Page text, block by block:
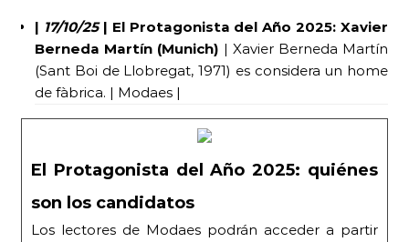
| 17/10/25| El Protagonista del Año 2025: Xavier
Berneda Martín (Munich) | Xavier Berneda Martín
(Sant Boi de Llobregat, 1971) es considera un home
de fàbrica. | Modaes |
El Protagonista del Año 2025: quiénes
son los candidatos
Los lectores de Modaes podrán acceder a partir